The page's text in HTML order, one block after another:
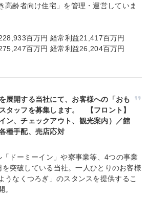
高齢者向け住宅」を管理・運営していま
百万円 経常利益21,417百万円
百万円 経常利益26,204百万円
展開する当社にて、お客様への「おも
タッフを募集します。　【フロント】
ン、チェックアウト、観光案内）／館
種手配、売店応対
ドーミーイン」や寮事業等、4つの事業
突破している当社。一人ひとりのお客様
うなくつろぎ」のスタンスを提供するこ
。